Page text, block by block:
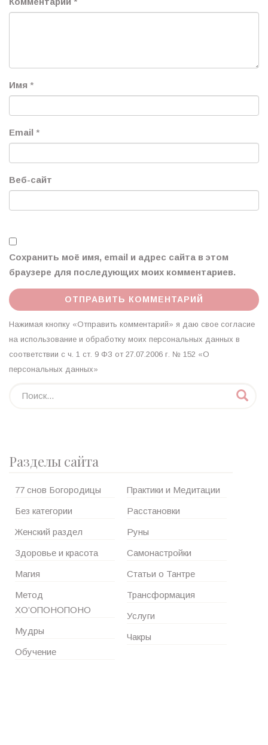
Имя *
Email *
Веб-сайт
Сохранить моё имя, email и адрес сайта в этом
браузере для последующих моих комментариев.
Нажимая кнопку «Отправить комментарий» я даю свое согласие
на использование и обработку моих персональных данных в
соответствии с ч. 1 ст. 9 ФЗ от 27.07.2006 г. № 152 «О
персональных данных»
Разделы сайта
77 снов Богородицы
Без категории
Женский раздел
Здоровье и красота
Магия
Метод
ХО’ОПОНОПОНО
Мудры
Обучение
Практики и Медитации
Расстановки
Руны
Самонастройки
Статьи о Тантре
Трансформация
Услуги
Чакры